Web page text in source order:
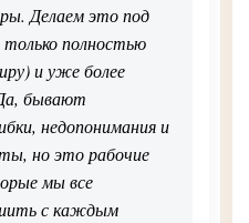
Делаем это под
полностью
и уже более
бывают
недопонимания и
но это рабочие
мы все
с каждым